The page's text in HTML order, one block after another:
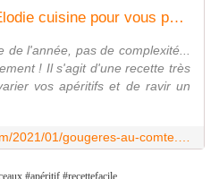
Gougères au comté - Elodie cuisine pour vous partager sa passion...
l'année, pas de complexité...
! Il s'agit d'une recette très
vos apéritifs et de ravir un
#apéritif #recettefacile